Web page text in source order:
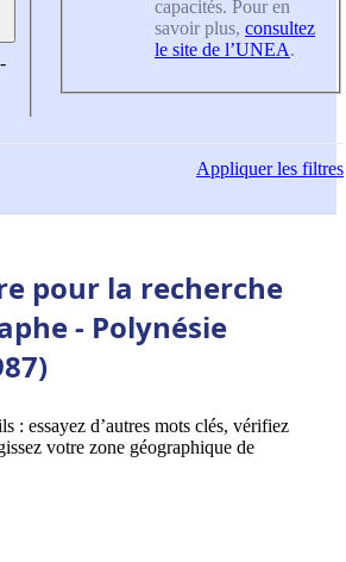
capacités. Pour en
savoir plus, consultez
le site de l’UNEA.
Appliquerles filtres
pour la recherche
- Polynésie
: essayez d’autres mots clés, vérifiez
votre zone géographique de